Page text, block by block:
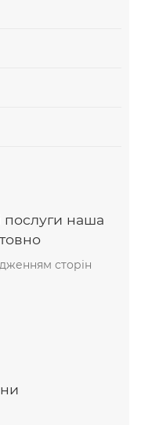
послуги наша
сторін